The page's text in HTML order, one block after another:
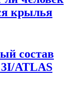
крылья
состав
ATLAS